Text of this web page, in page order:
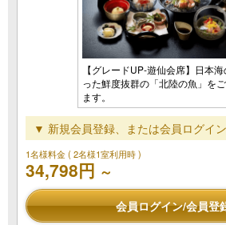
【グレードUP‐遊仙会席】日本
った鮮度抜群の「北陸の魚」を
ます。
▼ 新規会員登録、または会員ログイ
1名様料金( 2名様1室利用時 )
34,798円 ～
会員ログイン/会員登